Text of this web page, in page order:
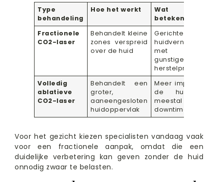
Type
behandeling
Hoe het werkt
Wat dat
betekent
Fractionele
CO2-laser
Behandelt kleine
zones verspreid
over de huid
Gerichte
huidvernieuwing
met een
gunstiger
herstelprofiel
Volledig
ablatieve
CO2-laser
Behandelt een
groter,
aaneengesloten
huidoppervlak
Meer impact op
de huid en
meestal meer
downtime
Voor het gezicht kiezen specialisten vandaag vaak
voor een fractionele aanpak, omdat die een
duidelijke verbetering kan geven zonder de huid
onnodig zwaar te belasten.